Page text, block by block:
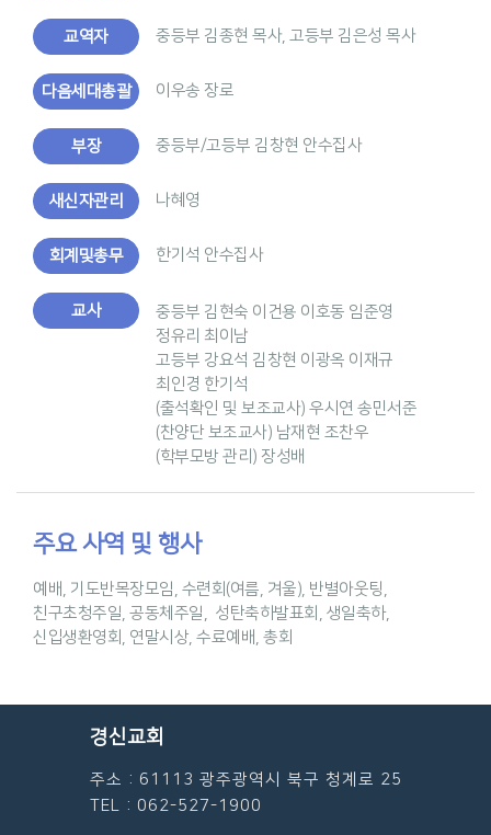
교역자 중등부 김종현 목사, 고등부 김은성 목사
다음세대총괄 이우송 장로
부장 중등부/고등부 김창현 안수집사
새신자관리 나혜영
회계및총무 한기석 안수집사
교사
중등부 김현숙 이건용 이호동 임준영
정유리 최이남
고등부 강요석 김창현 이광옥 이재규
최인경 한기석
(출석확인 및 보조교사) 우시연 송민서준
(찬양단 보조교사) 남재현 조찬우
(학부모방 관리) 장성배
주요 사역 및 행사
예배, 기도반목장모임, 수련회(여름, 겨울), 반별아웃팅,
친구초청주일, 공동체주일,
성탄축하발표회, 생일축하,
신입생환영회, 연말시상, 수료예배, 총회
경신교회
주소 : 61113 광주광역시 북구 청계로 25
TEL : 062-527-1900